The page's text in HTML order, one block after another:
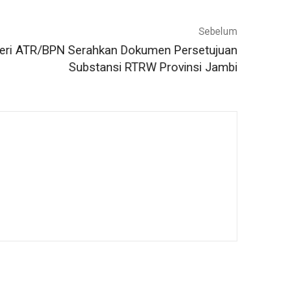
Sebelum
ATR/BPN Serahkan Dokumen Persetujuan
Substansi RTRW Provinsi Jambi